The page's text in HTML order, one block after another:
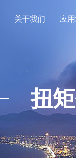
关于我们 应
扭